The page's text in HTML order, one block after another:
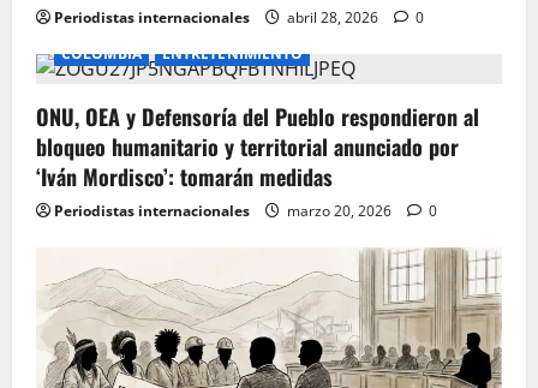
Periodistas internacionales abril 28, 2026
0
COLOMBIA
ENTRETENIMIENTO
ONU, OEA y Defensoría del Pueblo respondieron al
bloqueo humanitario y territorial anunciado por
‘Iván Mordisco’: tomarán medidas
Periodistas internacionales marzo 20, 2026 0